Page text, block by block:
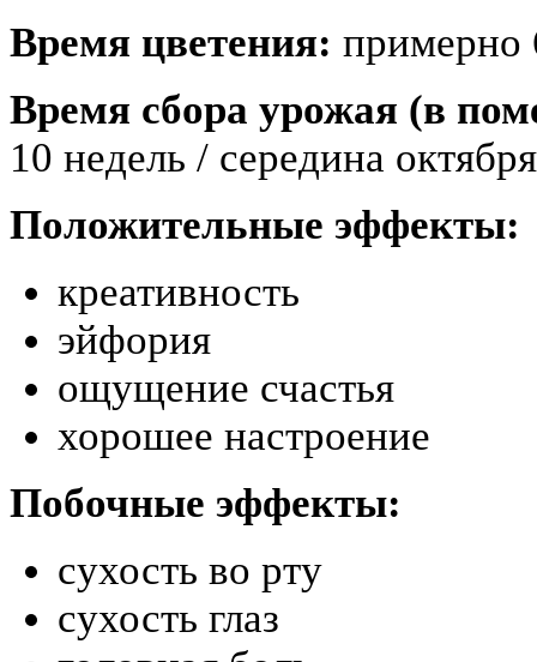
Время цветения: примерно
Время сбора урожая (в
10 недель / середина октября
Положительные эффекты:
креативность
эйфория
ощущение счастья
хорошее настроение
Побочные эффекты:
сухость во рту
сухость глаз